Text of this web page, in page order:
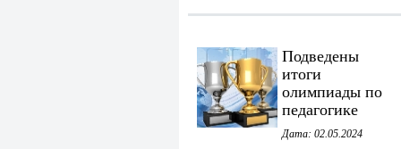
Подведены
итоги
олимпиады по
педагогике
Дата: 02.05.2024